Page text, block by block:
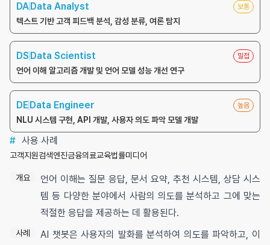
DAData Analyst 보통
텍스트 기반 고객 피드백 분석, 감성 분류, 여론 탐지
DS Data Scientist 밀접
언어 이해 알고리즘 개발 및 언어 모델 성능 개선 연구
DEData Engineer 높음
NLU 시스템 구현, API 개발, 사용자 의도 파악 모델 개발
# 사용 사례
고객지원검색엔진금융의료교육법률미디어
개요
언어 이해는 질문 응답, 문서 요약, 추천 시스템, 상담 시스
템 등 다양한 분야에서 사람의 의도를 분석하고 그에 맞는
적절한 응답을 제공하는 데 활용된다.
사례
AI 챗봇은 사용자의 발화를 분석하여 의도를 파악하고, 이